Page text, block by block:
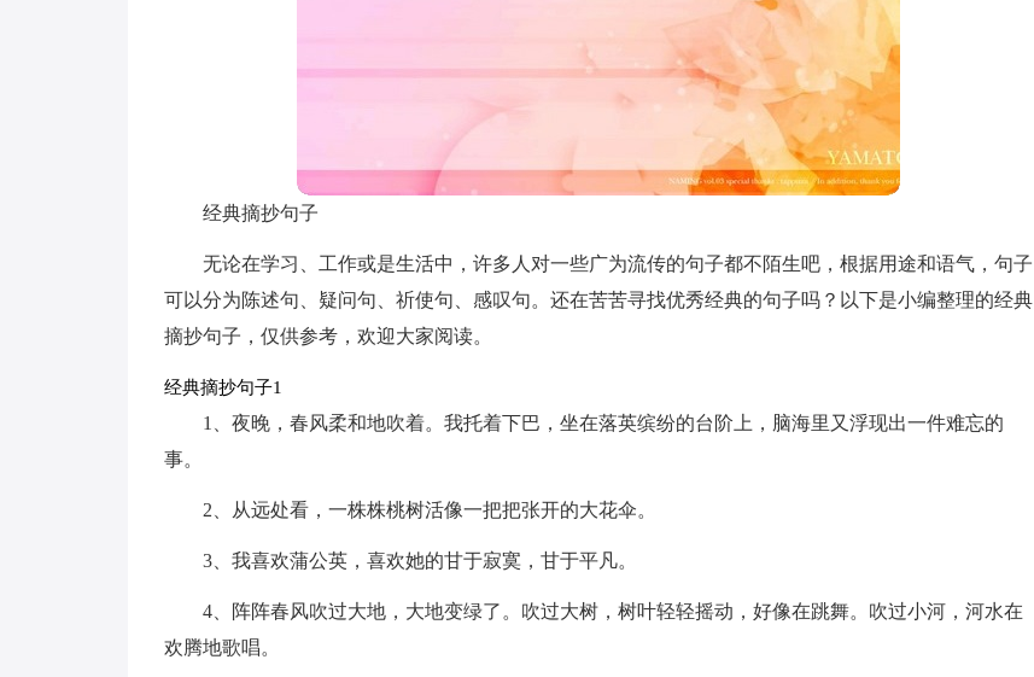
经典摘抄句子
无论在学习、工作或是生活中，许多人对一些广为流传的句子都不陌生吧，根据用途和语气，句子
可以分为陈述句、疑问句、祈使句、感叹句。还在苦苦寻找优秀经典的句子吗？以下是小编整理的经典
摘抄句子，仅供参考，欢迎大家阅读。
经典摘抄句子1
1、夜晚，春风柔和地吹着。我托着下巴，坐在落英缤纷的台阶上，脑海里又浮现出一件难忘的
事。
2、从远处看，一株株桃树活像一把把张开的大花伞。
3、我喜欢蒲公英，喜欢她的甘于寂寞，甘于平凡。
4、阵阵春风吹过大地，大地变绿了。吹过大树，树叶轻轻摇动，好像在跳舞。吹过小河，河水在
欢腾地歌唱。